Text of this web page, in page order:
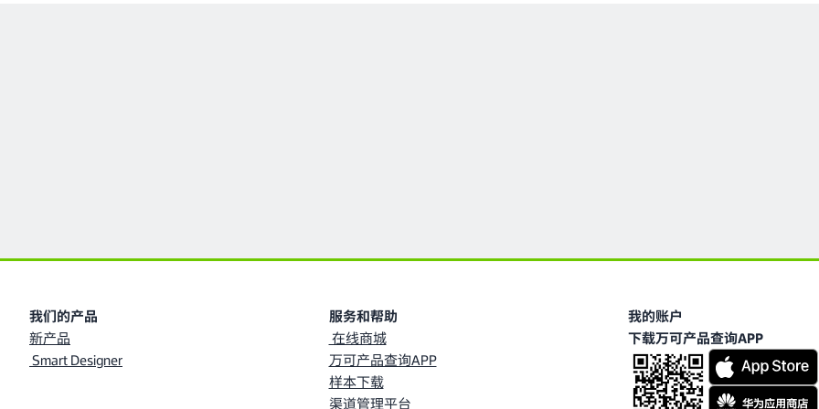
我们的产品
新产品
Smart Designer
服务和帮助
在线商城
万可产品查询APP
样本下载
渠道管理平台
我的账户
下载万可产品查询APP